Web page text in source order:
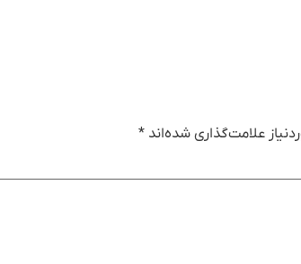
علامت‌گذاری شده‌اند *